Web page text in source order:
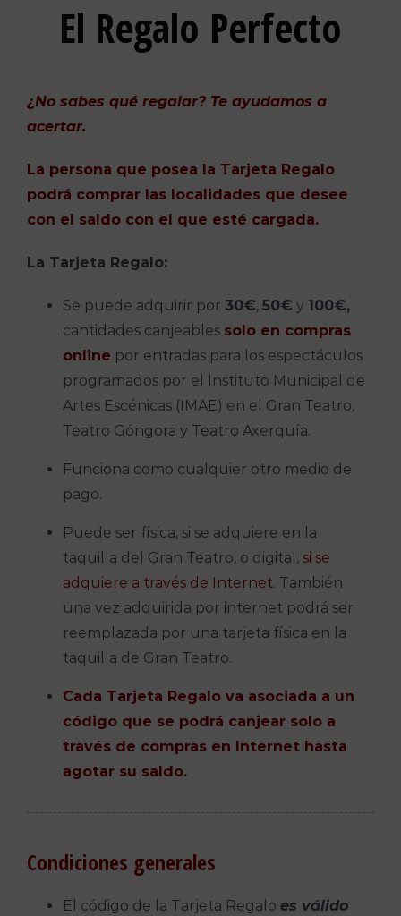
El Regalo Perfecto
¿No sabes qué regalar? Te ayudamos a
acertar.
La persona que posea la Tarjeta Regalo
podrá comprar las localidades que desee
con el saldo con el que esté cargada.
La Tarjeta Regalo:
Se puede adquirir por 30€, 50€ y 100€,
cantidades canjeables solo en compras
online por entradas para los espectáculos
programados por el Instituto Municipal de
Artes Escénicas (IMAE) en el Gran Teatro,
Teatro Góngora y Teatro Axerquía.
Funciona como cualquier otro medio de
pago.
Puede ser física, si se adquiere en la
taquilla del Gran Teatro, o digital, si se
adquiere a través de Internet. También
una vez adquirida por internet podrá ser
reemplazada por una tarjeta física en la
taquilla de Gran Teatro.
Cada Tarjeta Regalo va asociada a un
código que se podrá canjear solo a
través de compras en Internet hasta
agotar su saldo.
Condiciones generales
El código de la Tarjeta Regalo es válido